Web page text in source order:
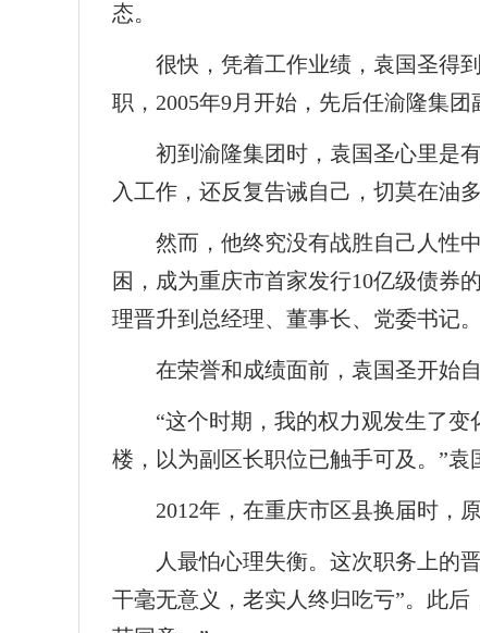
态。
很快，凭着工作业绩，袁国圣得
职，2005年9月开始，先后任渝隆集
初到渝隆集团时，袁国圣心里是
入工作，还反复告诫自己，切莫在油
然而，他终究没有战胜自己人性
困，成为重庆市首家发行10亿级债券
理晋升到总经理、董事长、党委书记。
在荣誉和成绩面前，袁国圣开始
“这个时期，我的权力观发生了
楼，以为副区长职位已触手可及。”袁
2012年，在重庆市区县换届时，
人最怕心理失衡。这次职务上的
干毫无意义，老实人终归吃亏”。此